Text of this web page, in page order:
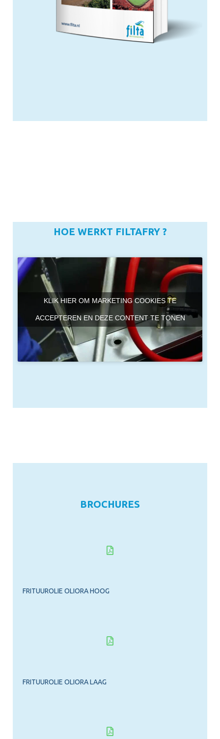
HOE WERKT FILTAFRY ?
KLIK HIER OM MARKETING COOKIES TE
ACCEPTEREN EN DEZE CONTENT TE TONEN
BROCHURES
FRITUUROLIE OLIORA HOOG
FRITUUROLIE OLIORA LAAG